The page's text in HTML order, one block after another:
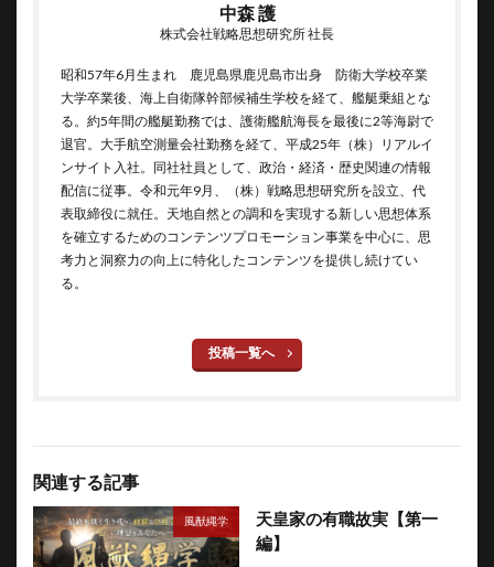
中森 護
株式会社戦略思想研究所 社長
昭和57年6月生まれ 鹿児島県鹿児島市出身 防衛大学校卒業
大学卒業後、海上自衛隊幹部候補生学校を経て、艦艇乗組とな
る。約5年間の艦艇勤務では、護衛艦航海長を最後に2等海尉で
退官。大手航空測量会社勤務を経て、平成25年（株）リアルイ
ンサイト入社。同社社員として、政治・経済・歴史関連の情報
配信に従事。令和元年9月、（株）戦略思想研究所を設立、代
表取締役に就任。天地自然との調和を実現する新しい思想体系
を確立するためのコンテンツプロモーション事業を中心に、思
考力と洞察力の向上に特化したコンテンツを提供し続けてい
る。
投稿一覧へ
関連する記事
風猷縄学
天皇家の有職故実【第一
編】